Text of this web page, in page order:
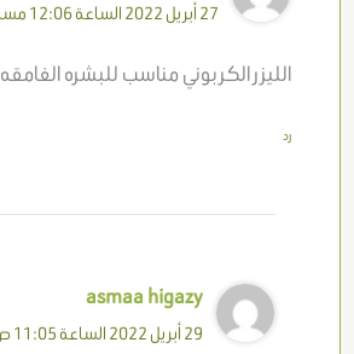
27 أبريل 2022 الساعة 12:06 مساءً
الليزر الكربوني مناسب للبشره الغامقه
رد
asmaa higazy
29 أبريل 2022 الساعة 11:05 صباحًا